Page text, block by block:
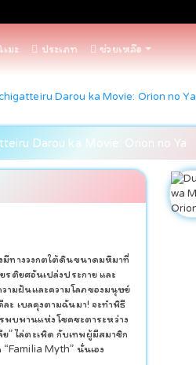
มะ ประเภท ช่วยเหลือ
Darou ka Movie: Orion no Ya
Darou ka Movie: Orion no Ya
มีทางวงกตใต้ดินขนาดมหึมาที่
รติยศอันเปล่งประกาย และ
ามฝันและความโลภของมนุษย์
ะ เบลคุงตามฉันมา! จะทำพิธี
รพบพานแห่งโชคชะตาระหว่าง
ไล่ตะเพิด กับเทพผู้มีสมาชิก
Myth” นั่นเอง